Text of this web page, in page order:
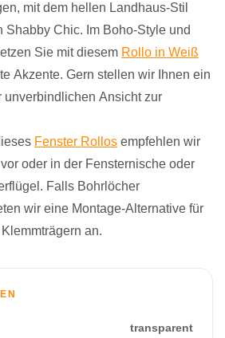
mit dem hellen Landhaus-Stil
Shabby Chic. Im Boho-Style und
Sie mit diesem Rollo in Weiß
Akzente. Gern stellen wir Ihnen ein
unverbindlichen Ansicht zur
Fenster Rollos empfehlen wir
oder in der Fensternische oder
Falls Bohrlöcher
wir eine Montage-Alternative für
an.
transparent